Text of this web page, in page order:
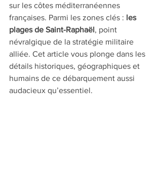
sur les côtes méditerranéennes
françaises. Parmi les zones clés : les
plages de Saint-Raphaël, point
névralgique de la stratégie militaire
alliée. Cet article vous plonge dans les
détails historiques, géographiques et
humains de ce débarquement aussi
audacieux qu’essentiel.